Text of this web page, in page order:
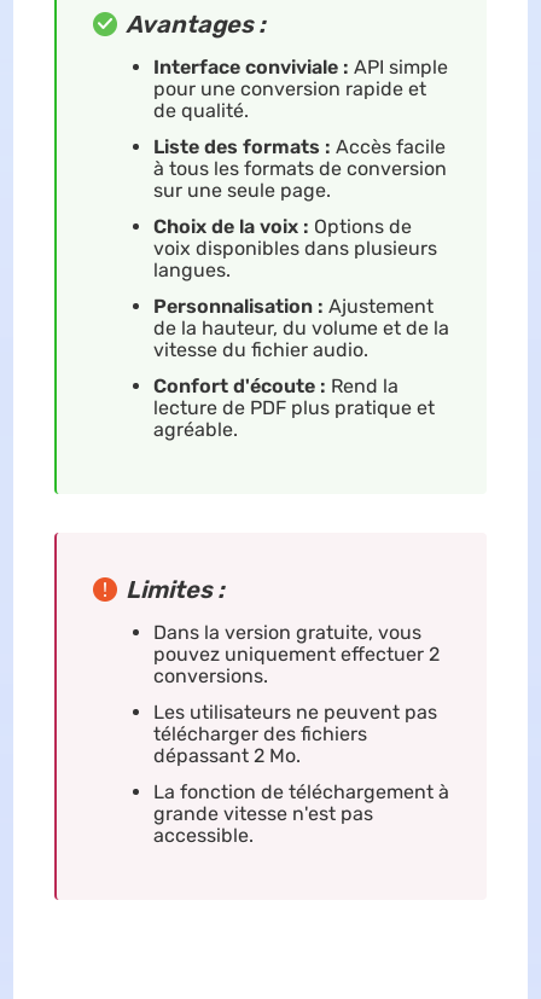
Avantages :
Interface conviviale : API simple
pour une conversion rapide et
de qualité.
Liste des formats : Accès facile
à tous les formats de conversion
sur une seule page.
Choix de la voix : Options de
voix disponibles dans plusieurs
langues.
Personnalisation : Ajustement
de la hauteur, du volume et de la
vitesse du fichier audio.
Confort d'écoute : Rend la
lecture de PDF plus pratique et
agréable.
Limites :
Dans la version gratuite, vous
pouvez uniquement effectuer 2
conversions.
Les utilisateurs ne peuvent pas
télécharger des fichiers
dépassant 2 Mo.
La fonction de téléchargement à
grande vitesse n'est pas
accessible.